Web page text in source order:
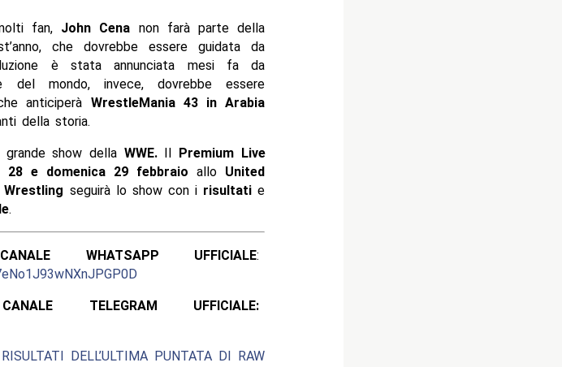
fan, John Cena non farà parte della
che dovrebbe essere guidata da
è stata annunciata mesi fa da
mondo, invece, dovrebbe essere
anticiperà WrestleMania 43 in Arabia
della storia.
show dellaWWE.Il Premium Live
28 e domenica 29 febbraio allo United
Wrestling seguirà lo show con i risultati e
.
WHATSAPP UFFICIALE:
TELEGRAM UFFICIALE:
DELL’ULTIMA PUNTATA DI RAW